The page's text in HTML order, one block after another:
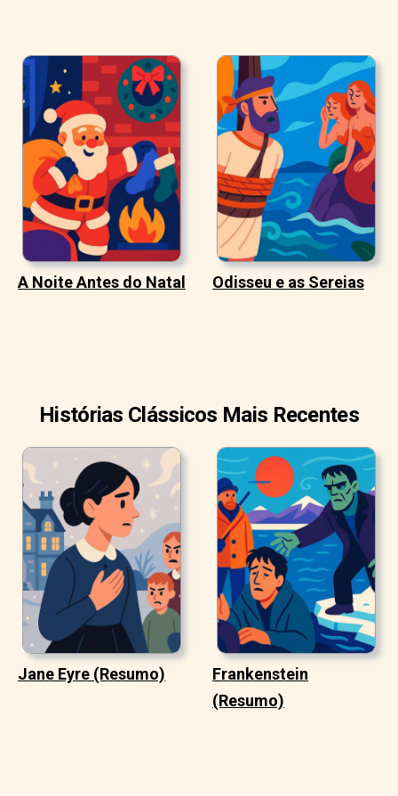
A Noite Antes do Natal Odisseu e as Sereias
Histórias Clássicos Mais Recentes
Jane Eyre (Resumo)
Frankenstein
(Resumo)